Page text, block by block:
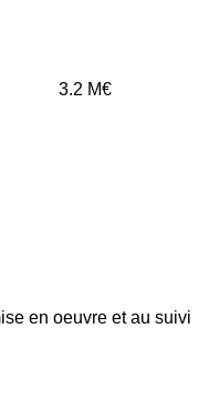
3.2 M€
en oeuvre et au suivi